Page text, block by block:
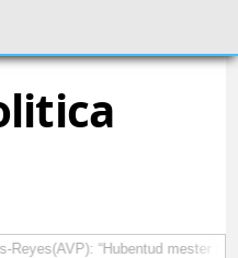
Reyes(AVP): “Hubentud mester sinti